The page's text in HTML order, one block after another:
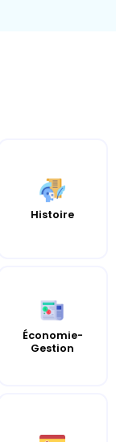
Histoire
Économie-
Gestion